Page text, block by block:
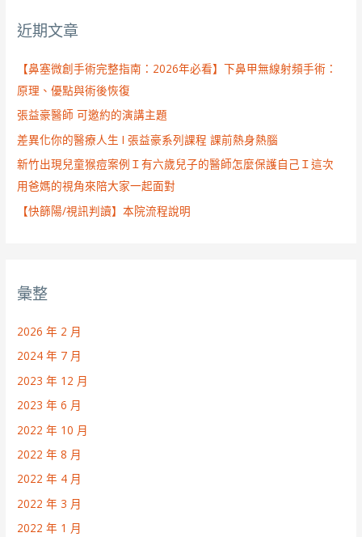
:近期文章
【鼻塞微創手術完整指南：2026年必看】下鼻甲無線射頻手術：
原理、優點與術後恢復
張益豪醫師 可邀約的演講主題
差異化你的醫療人生 I 張益豪系列課程 課前熱身熱腦
新竹出現兒童猴痘案例Ｉ有六歲兒子的醫師怎麼保護自己Ｉ這次
用爸媽的視角來陪大家一起面對
【快篩陽/視訊判讀】本院流程說明
彙整
2026 年 2 月
2024 年 7 月
2023 年 12 月
2023 年 6 月
2022 年 10 月
2022 年 8 月
2022 年 4 月
2022 年 3 月
2022 年 1 月